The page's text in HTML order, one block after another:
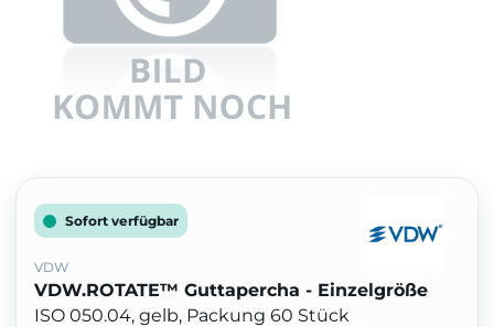
Sofort verfügbar
VDW
VDW.ROTATE™ Guttapercha - Einzelgröße
ISO 050.04, gelb, Packung 60 Stück